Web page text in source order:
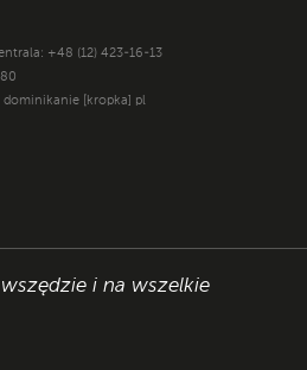
+48 (12) 423-16-13
dominikanie [kropka] pl
i na wszelkie